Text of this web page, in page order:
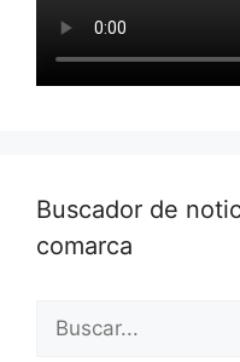
Buscador de
comarca
Buscar: